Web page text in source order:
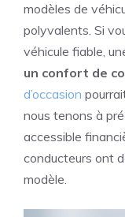
modèles de
polyvalents. Si
véhicule fiable,
un confort de
d’occasion
nous tenons à
accessible
conducteurs ont
modèle.